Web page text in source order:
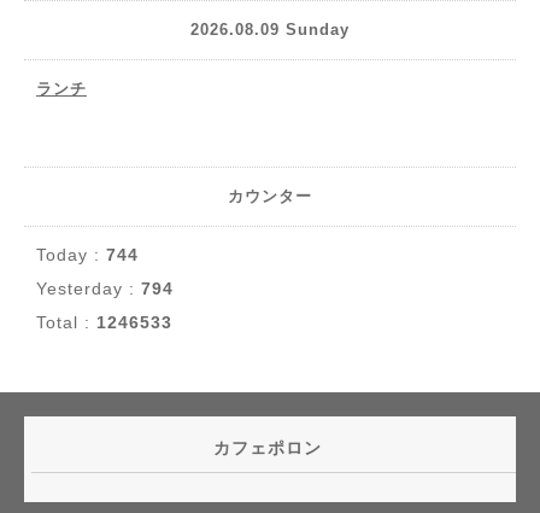
2026.08.09 Sunday
ランチ
カウンター
Today : 744
Yesterday : 794
Total : 1246533
カフェポロン